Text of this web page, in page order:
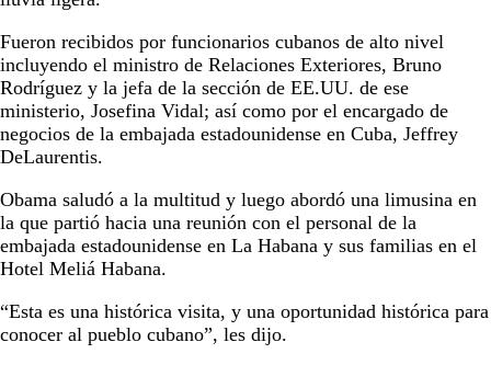
Fueron recibidos por funcionarios cubanos de alto nivel
incluyendo el ministro de Relaciones Exteriores, Bruno
Rodríguez y la jefa de la sección de EE.UU. de ese
ministerio, Josefina Vidal; así como por el encargado de
negocios de la embajada estadounidense en Cuba, Jeffrey
DeLaurentis.
Obama saludó a la multitud y luego abordó una limusina en
la que partió hacia una reunión con el personal de la
embajada estadounidense en La Habana y sus familias en el
Hotel Meliá Habana.
“Esta es una histórica visita, y una oportunidad histórica para
conocer al pueblo cubano”, les dijo.